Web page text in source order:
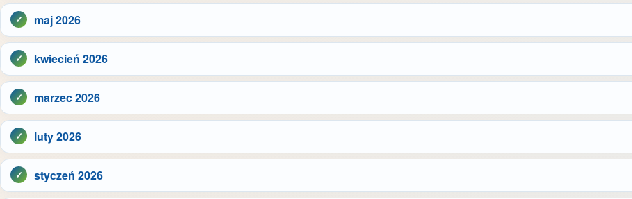
maj 2026
kwiecień 2026
marzec 2026
luty 2026
styczeń 2026